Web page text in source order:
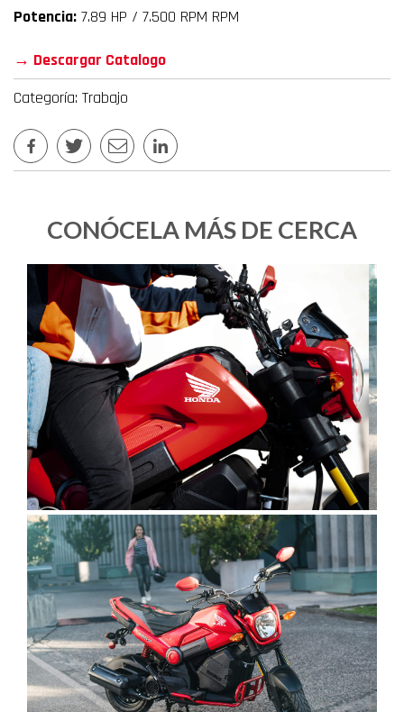
Potencia: 7.89 HP / 7.500 RPM RPM
→ Descargar Catalogo
Categoría: Trabajo
CONÓCELA MÁS DE CERCA